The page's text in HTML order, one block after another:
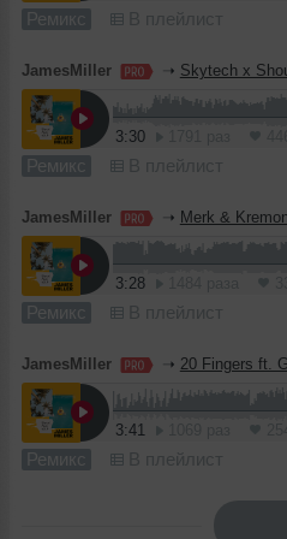
Ремикс В плейлист
JamesMiller ➝ Skytech x Shouse - Love
3:30
Ремикс В плейлист
JamesMiller ➝ Merk & Kremont x DJ Kuba & Neitan & Ravekings & JSPH -
3:28
Ремикс В плейлист
JamesMiller ➝ 20 Fingers ft. Gillette x Plastik Funk & Chester
3:41
Ремикс В плейлист